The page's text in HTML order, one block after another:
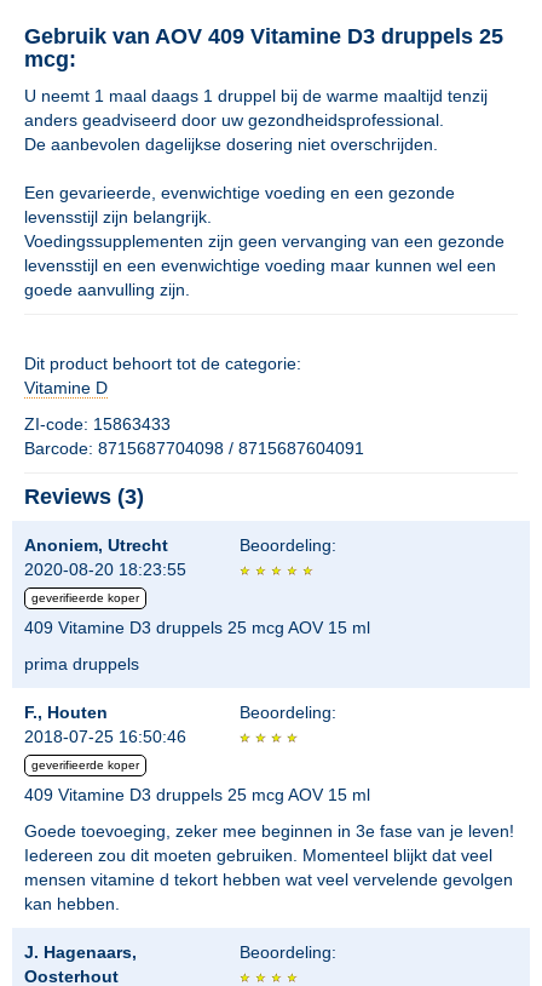
Gebruik van AOV 409 Vitamine D3 druppels 25
mcg:
U neemt 1 maal daags 1 druppel bij de warme maaltijd tenzij
anders geadviseerd door uw gezondheidsprofessional.
De aanbevolen dagelijkse dosering niet overschrijden.
Een gevarieerde, evenwichtige voeding en een gezonde
levensstijl zijn belangrijk.
Voedingssupplementen zijn geen vervanging van een gezonde
levensstijl en een evenwichtige voeding maar kunnen wel een
goede aanvulling zijn.
Dit product behoort tot de categorie:
Vitamine D
ZI-code: 15863433
Barcode: 8715687704098 / 8715687604091
Reviews (3)
Anoniem, Utrecht
2020-08-20 18:23:55
geverifieerde koper
Beoordeling:
409 Vitamine D3 druppels 25 mcg AOV 15 ml
prima druppels
F., Houten
2018-07-25 16:50:46
geverifieerde koper
Beoordeling:
409 Vitamine D3 druppels 25 mcg AOV 15 ml
Goede toevoeging, zeker mee beginnen in 3e fase van je leven!
Iedereen zou dit moeten gebruiken. Momenteel blijkt dat veel
mensen vitamine d tekort hebben wat veel vervelende gevolgen
kan hebben.
J. Hagenaars,
Oosterhout
Beoordeling: